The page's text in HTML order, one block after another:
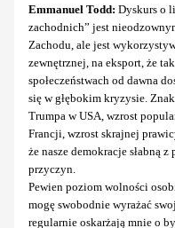
Emmanuel Todd: Dyskurs o
zachodnich” jest
Zachodu, ale jest
zewnętrznej, na eksport, że
społeczeństwach od dawna
się w głębokim kryzysie.
Trumpa w USA, wzrost
Francji, wzrost skrajnej
że nasze demokracje słabną
przyczyn.
Pewien poziom wolności
mogę swobodnie wyrażać
regularnie oskarżają mnie o